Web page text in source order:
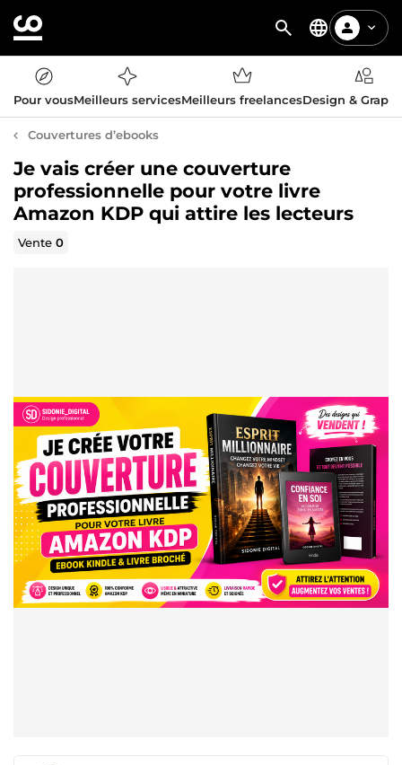
Pour vousMeilleurs servicesMeilleurs freelancesDesign &
Couvertures d’ebooks
Je vais créer une couverture
professionnelle pour votre livre
Amazon KDP qui attire les lecteurs
Vente0